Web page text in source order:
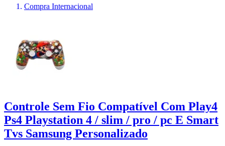
Compra Internacional
Controle Sem Fio Compatível Com Play4
Ps4 Playstation 4 / slim / pro / pc E Smart
Tvs Samsung Personalizado